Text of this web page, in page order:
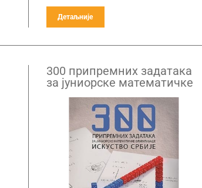
Детаљније
300 припремних задатака
за јуниорске математичке
олимпијаде